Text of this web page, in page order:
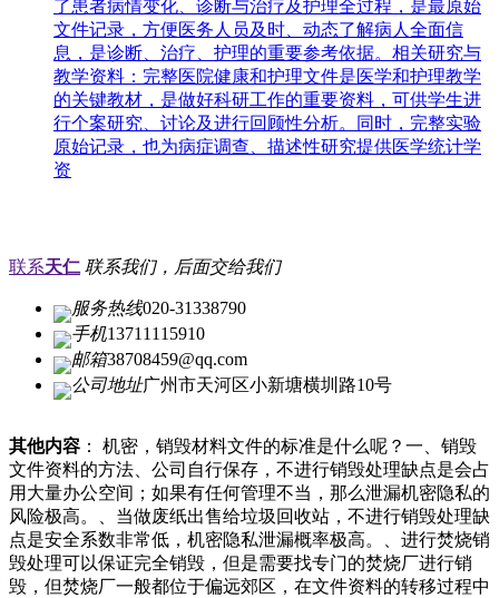
了患者病情变化、诊断与治疗及护理全过程，是最原始
文件记录，方便医务人员及时、动态了解病人全面信
息，是诊断、治疗、护理的重要参考依据。相关研究与
教学资料：完整医院健康和护理文件是医学和护理教学
的关键教材，是做好科研工作的重要资料，可供学生进
行个案研究、讨论及进行回顾性分析。同时，完整实验
原始记录，也为病症调查、描述性研究提供医学统计学
资
联系天仁 联系我们，后面交给我们
服务热线020-31338790
手机13711115910
邮箱38708459@qq.com
公司地址广州市天河区小新塘横圳路10号
其他内容 ： 机密，销毁材料文件的标准是什么呢？一、销毁
文件资料的方法、公司自行保存，不进行销毁处理缺点是会占
用大量办公空间；如果有任何管理不当，那么泄漏机密隐私的
风险极高。、当做废纸出售给垃圾回收站，不进行销毁处理缺
点是安全系数非常低，机密隐私泄漏概率极高。、进行焚烧销
毁处理可以保证完全销毁，但是需要找专门的焚烧厂进行销
毁，但焚烧厂一般都位于偏远郊区，在文件资料的转移过程中